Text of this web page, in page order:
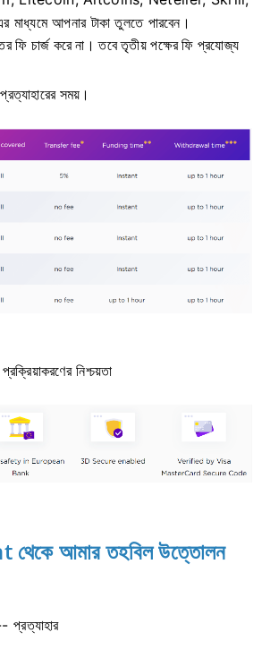
আপনার টাকা তুলতে পারবেন।
ফি চার্জ করে না।তবে তৃতীয় পক্ষের ফি প্রযোজ্য
সময়।
নিশ্চয়তা
থেকে আমার তহবিল উত্তোলন
প্রত্যাহার